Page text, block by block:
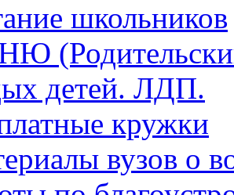
школьников
детей. ЛДП.
кружки
вузов о